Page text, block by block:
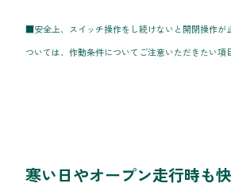
■安全上、スイッチ操作をし続けないと開閉操作
ついては、作動条件についてご注意いただきたい項
寒い日やオープン走行時も快